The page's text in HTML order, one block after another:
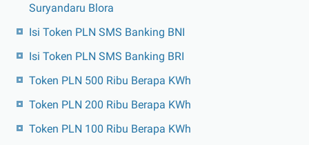
Suryandaru Blora
Isi Token PLN SMS Banking BNI
Isi Token PLN SMS Banking BRI
Token PLN 500 Ribu Berapa KWh
Token PLN 200 Ribu Berapa KWh
Token PLN 100 Ribu Berapa KWh